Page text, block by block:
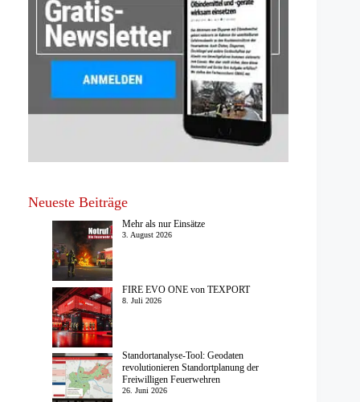
Neueste Beiträge
Mehr als nur Einsätze
3. August 2026
FIRE EVO ONE von TEXPORT
8. Juli 2026
Standortanalyse-Tool: Geodaten
revolutionieren Standortplanung der
Freiwilligen Feuerwehren
26. Juni 2026